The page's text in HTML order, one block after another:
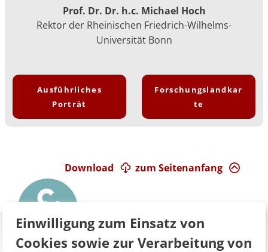
Prof. Dr. Dr. h.c. Michael Hoch
Rektor der Rheinischen Friedrich-Wilhelms-
Universität Bonn
Ausführliches
Porträt
Forschungslandkar
te
zum Seitenanfang
Download
Einwilligung zum Einsatz von
Cookies sowie zur Verarbeitung von